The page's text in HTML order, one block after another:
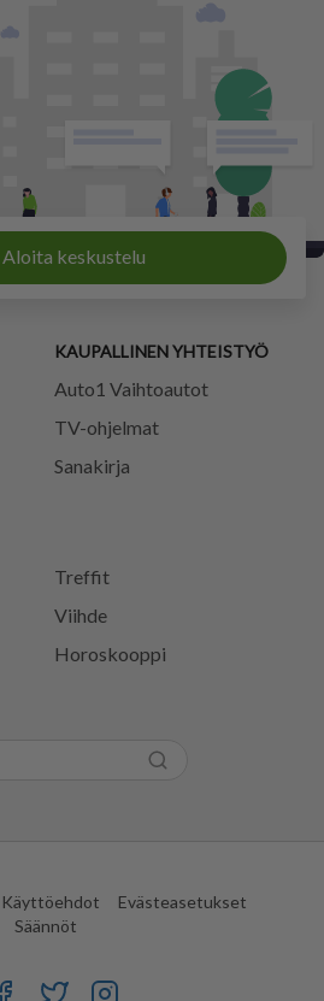
Aloita keskustelu
Treffit
Viihde
Horoskooppi
KAUPALLINEN YHTEISTYÖ
Auto1 Vaihtoautot
TV-ohjelmat
Sanakirja
Käyttöehdot
Evästeasetukset
Säännöt